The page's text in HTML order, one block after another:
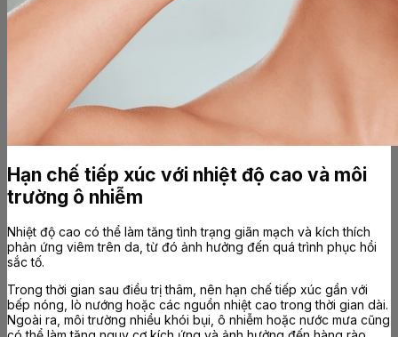
Hạn chế tiếp xúc với nhiệt độ cao và môi
trường ô nhiễm
Nhiệt độ cao có thể làm tăng tình trạng giãn mạch và kích thích
phản ứng viêm trên da, từ đó ảnh hưởng đến quá trình phục hồi
sắc tố.
Trong thời gian sau điều trị thâm, nên hạn chế tiếp xúc gần với
bếp nóng, lò nướng hoặc các nguồn nhiệt cao trong thời gian dài.
Ngoài ra, môi trường nhiều khói bụi, ô nhiễm hoặc nước mưa cũng